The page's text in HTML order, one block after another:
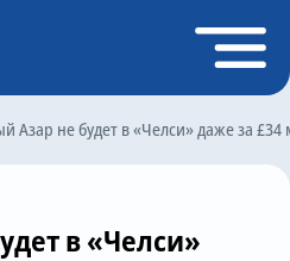
Азар не будет в «Челси» даже за £34
в «Челси»